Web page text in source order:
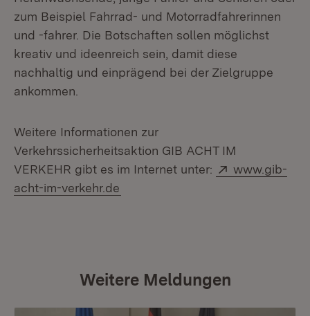
zum Beispiel Fahrrad- und Motorradfahrerinnen
und -fahrer. Die Botschaften sollen möglichst
kreativ und ideenreich sein, damit diese
nachhaltig und einprägend bei der Zielgruppe
ankommen.
Weitere Informationen zur
Verkehrssicherheitsaktion GIB ACHT IM
VERKEHR gibt es im Internet unter:
Extern:
www.gib-
acht-im-verkehr.de
Weitere Meldungen